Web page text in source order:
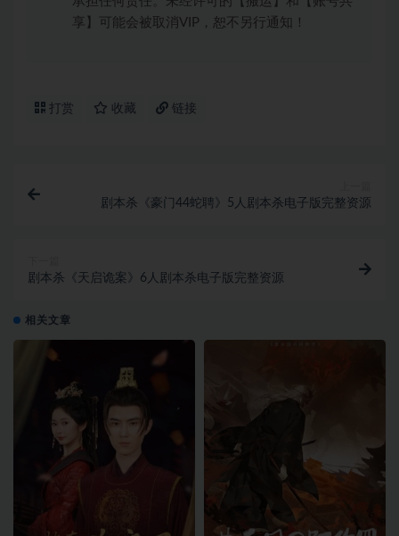
享】可能会被取消VIP，恕不另行通知！
打赏 收藏 链接
剧本杀《豪门44蛇聘》5人剧本杀电子版完整资源
剧本杀《天启诡案》6人剧本杀电子版完整资源
相关文章